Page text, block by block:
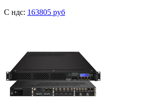
C ндс: 163805 руб